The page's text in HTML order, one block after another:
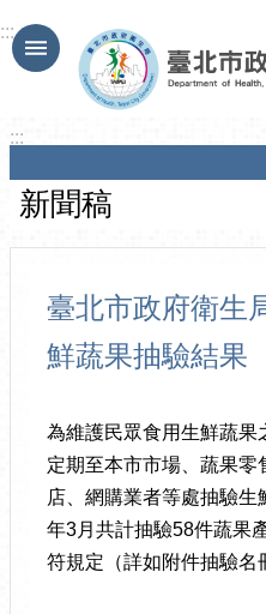
跳到主要內容區塊
:::
:::
新聞稿
臺北市政府衛生
鮮蔬果抽驗結果
為維護民眾食用生鮮蔬果
定期至本市市場、蔬果零
店、網購業者等處抽驗
年3月共計抽驗58件蔬果
符規定（詳如附件抽驗名